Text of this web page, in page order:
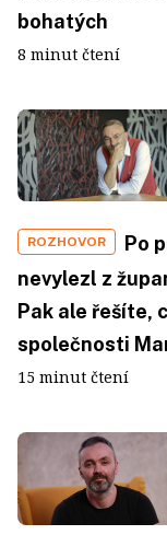
bohatých
8 minut čtení
ROZHOVOR
Po
nevylezl z
Pak ale řešíte,
společnosti
15 minut čtení